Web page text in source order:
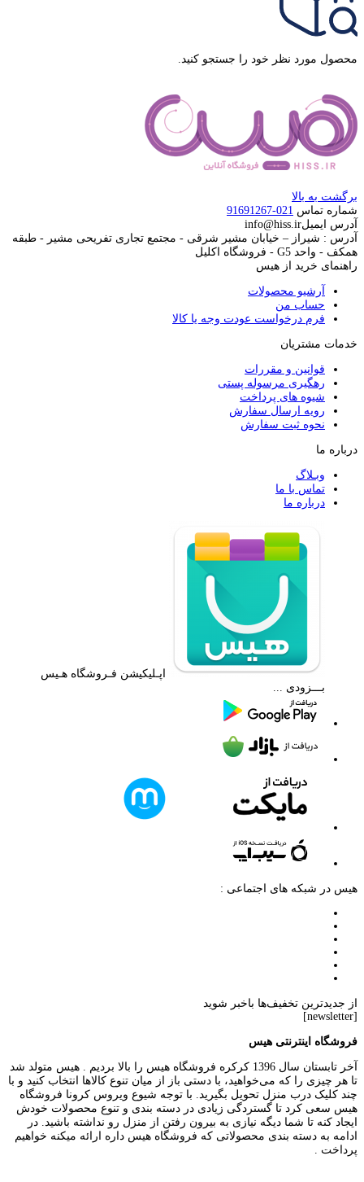
محصول مورد نظر خود را جستجو کنید.
برگشت به بالا
شماره تماس 021-91691267
آدرس ایمیلinfo@hiss.ir
آدرس : شیراز – خیابان مشیر شرقی - مجتمع تجاری تفریحی مشیر - طبقه
همکف - واحد G5 - فروشگاه اکلیل
راهنمای خرید از هیس
آرشیو محصولات
حساب من
فرم درخواست عودت وجه یا کالا
خدمات مشتریان
قوانین و مقررات
رهگیری مرسوله پستی
شیوه های پرداخت
رویه ارسال سفارش
نحوه ثبت سفارش
درباره ما
وبـلاگ
تماس با ما
درباره ما
اپـلیکیشن فـروشگاه هـیس
بـــزودی ...
هیس در شبکه های اجتماعی :
از جدیدترین تخفیف‌ها باخبر شوید
[newsletter]
فروشگاه اینترنتی هیس
آخر تابستان سال 1396 کرکره فروشگاه هیس را بالا بردیم . هیس متولد شد
تا هر چیزی را که می‌خواهید، با دستی باز از میان تنوع کالاها انتخاب کنید و با
چند کلیک درب منزل تحویل بگیرید. با توجه شیوع ویروس کرونا فروشگاه
هیس سعی کرد تا گستردگی زیادی در دسته بندی و تنوع محصولات خودش
ایجاد کنه تا شما دیگه نیازی به بیرون رفتن از منزل رو نداشته باشید. در
ادامه به دسته بندی محصولاتی که فروشگاه هیس داره ارائه میکنه خواهیم
پرداخت .